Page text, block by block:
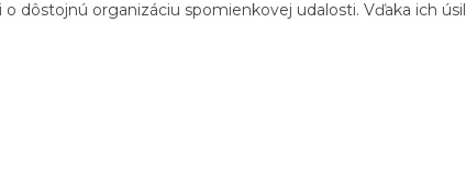
organizáciu spomienkovej udalosti. Vďaka ich